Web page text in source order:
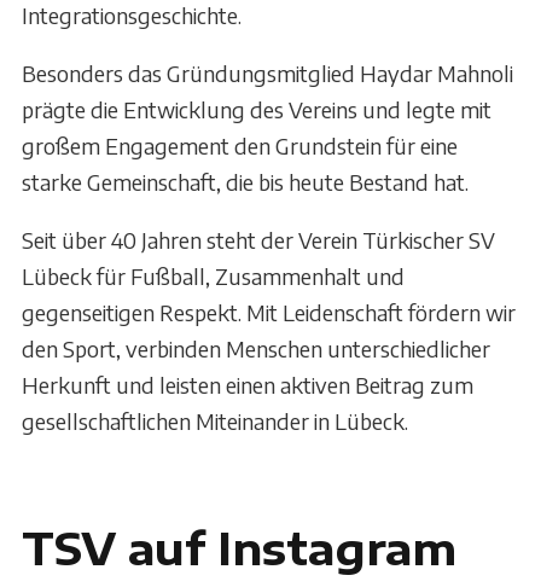
Integrationsgeschichte.
Besonders das Gründungsmitglied Haydar Mahnoli
prägte die Entwicklung des Vereins und legte mit
großem Engagement den Grundstein für eine
starke Gemeinschaft, die bis heute Bestand hat.
Seit über 40 Jahren steht der Verein Türkischer SV
Lübeck für Fußball, Zusammenhalt und
gegenseitigen Respekt. Mit Leidenschaft fördern wir
den Sport, verbinden Menschen unterschiedlicher
Herkunft und leisten einen aktiven Beitrag zum
gesellschaftlichen Miteinander in Lübeck.
TSV auf Instagram